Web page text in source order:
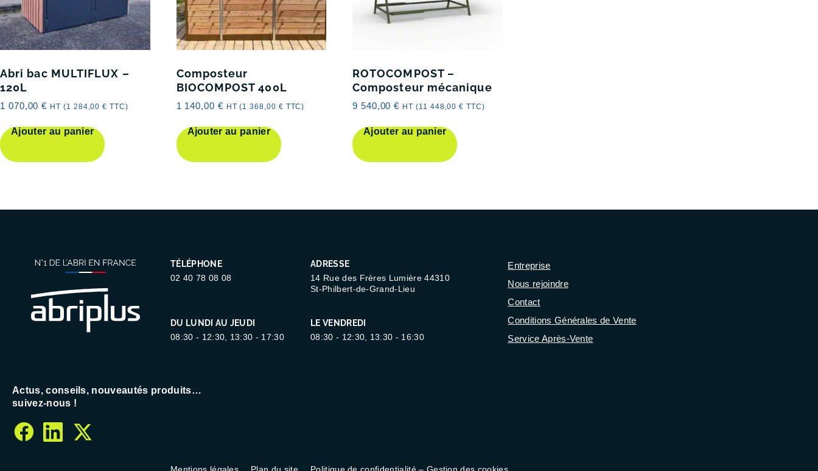
Abri bac MULTIFLUX –
120L
1 070,00€ HT (1 284,00€ TTC)
Ajouter au panier
Composteur
BIOCOMPOST 400L
1 140,00 € HT (1 368,00 € TTC)
Ajouter au panier
ROTOCOMPOST –
Composteur mécanique
9 540,00€ HT (11 448,00€ TTC)
Ajouter au panier
TÉLÉPHONE
02 40 78 08 08
ADRESSE
14 Rue des Frères Lumière 44310
St-Philbert-de-Grand-Lieu
DU LUNDI AU JEUDI
08:30 - 12:30, 13:30 - 17:30
LE VENDREDI
08:30 - 12:30, 13:30 - 16:30
Entreprise
Nous rejoindre
Contact
Conditions Générales de Vente
Service Après-Vente
Actus, conseils, nouveautés produits…
suivez-nous !
facebook
linkedin
twitter
Mentions légales Plan du site Politique de confidentialité – Gestion des cookies